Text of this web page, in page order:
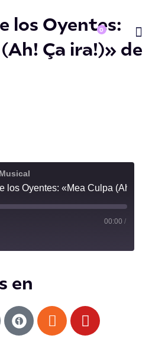
0
Carrito
los Oyentes:
Ça ira!)» de
00:00 /
en
R
s
Y
o